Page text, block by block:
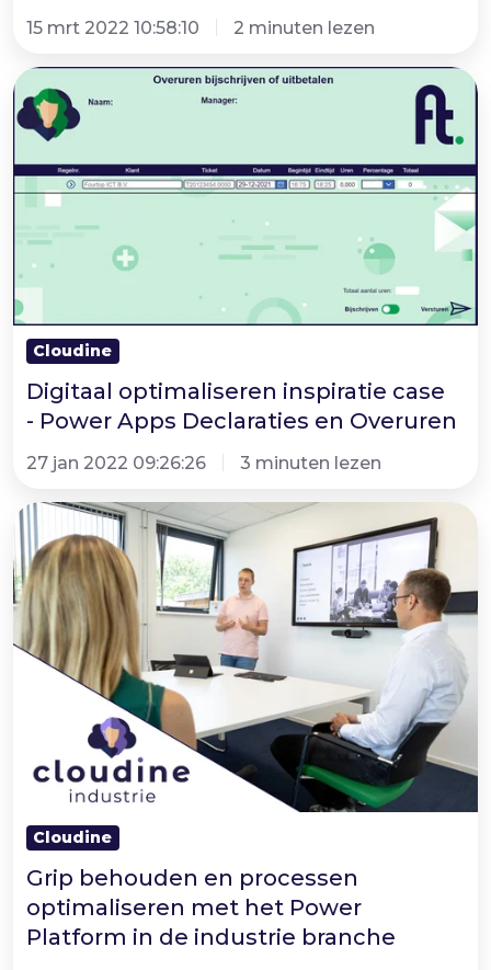
15 mrt 2022 10:58:10 2 minuten lezen
Digitaal
optimaliseren
inspiratie
case
- Power
Apps
Declaraties
en
Overuren
Cloudine
Digitaal optimaliseren inspiratie case
- Power Apps Declaraties en Overuren
27 jan 2022 09:26:26 3 minuten lezen
Grip
behouden
en
processen
optimaliseren
met
Platform
de
industrie
branche
Cloudine
Grip behouden en processen
optimaliseren met het Power
Platform in de industrie branche